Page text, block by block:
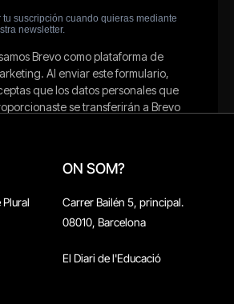
ON SOM?
Carrer Bailén 5, principal.
08010, Barcelona
El Diari de l'Educació